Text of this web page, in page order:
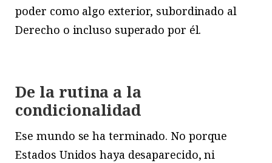
poder como algo exterior, subordinado al
Derecho o incluso superado por él.
De la rutina a la
condicionalidad
Esemundo se ha terminado. No porque
Estados Unidos haya desaparecido, ni